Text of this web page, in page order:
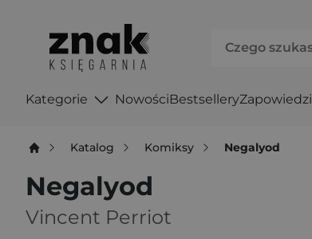
Kategorie NowościBestselleryZapowiedzi
Katalog Komiksy Negalyod
Negalyod
Vincent Perriot